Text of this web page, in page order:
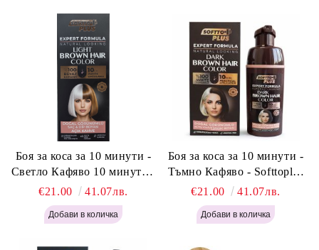
Боя за коса за 10 минути -
Светло Кафяво 10 минути -
Softtoplus Expert Woman
Light Brown 400мл
€21.00 41.07лв.
Боя за коса за 10 минути -
Тъмно Кафяво - Softtoplus
Expert Woman Dark Brown
400 мл
€21.00 41.07лв.